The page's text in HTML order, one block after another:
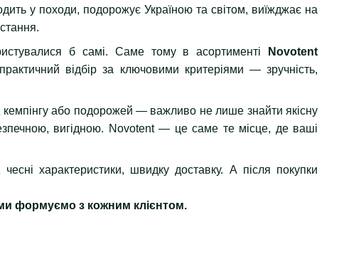
у походи, подорожує Україною та світом, виїжджає на
б самі. Саме тому в асортименті
Novotent
відбір за ключовими критеріями — зручність,
або подорожей — важливо не лише знайти якісну
вигідною. Novotent — це саме те місце, де ваші
характеристики, швидку доставку. А після покупки
формуємо з кожним клієнтом.